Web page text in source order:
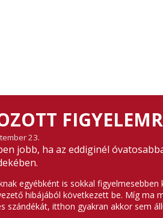
23.
jobb, ha az eddiginél
egyébként is sokkal
hibájából következett be. Míg ma
szándékát, itthon gyakran akkor sem